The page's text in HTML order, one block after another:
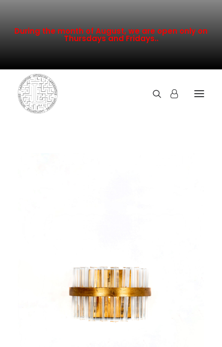
During the month of August, we are open only on
Thursdays and Fridays..